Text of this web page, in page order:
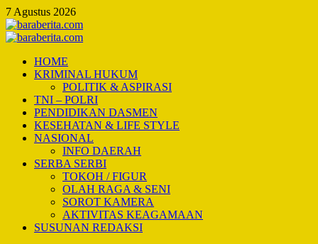
Skip
to
content
7 Agustus 2026
Primary
HOME
KRIMINAL HUKUM
POLITIK & ASPIRASI
TNI – POLRI
PENDIDIKAN DASMEN
KESEHATAN & LIFE STYLE
NASIONAL
INFO DAERAH
SERBA SERBI
TOKOH / FIGUR
OLAH RAGA & SENI
SOROT KAMERA
AKTIVITAS KEAGAMAAN
SUSUNAN REDAKSI